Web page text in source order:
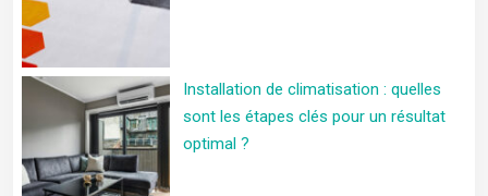
Installation de climatisation : quelles
sont les étapes clés pour un résultat
optimal ?